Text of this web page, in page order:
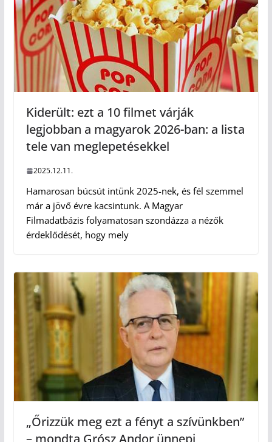
Kiderült: ezt a 10 filmet várják
legjobban a magyarok 2026-ban: a lista
tele van meglepetésekkel
2025.12.11.
Hamarosan búcsút intünk 2025-nek, és fél szemmel
már a jövő évre kacsintunk. A Magyar
Filmadatbázis folyamatosan szondázza a nézők
érdeklődését, hogy mely
„Őrizzük meg ezt a fényt a szívünkben”
– mondta Grósz Andor ünnepi